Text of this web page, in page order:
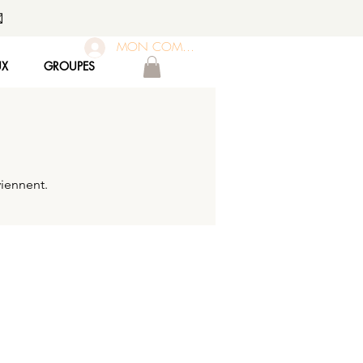
GROUPES
MON COMPTE